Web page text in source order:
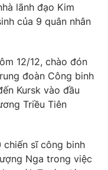
lãnh đạo Kim
của 9 quân nhân
12/12, chào đón
đoàn Công binh
Kursk vào đầu
Triều Tiên
chiến sĩ công binh
Nga trong việc